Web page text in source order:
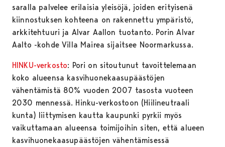
saralla palvelee erilaisia yleisöjä, joiden erityisenä
kiinnostuksen kohteena on rakennettu ympäristö,
arkkitehtuuri ja Alvar Aallon tuotanto. Porin Alvar
Aalto -kohde Villa Mairea sijaitsee Noormarkussa.
HINKU-verkosto: Pori on sitoutunut tavoittelemaan
koko alueensa kasvihuonekaasupäästöjen
vähentämistä 80% vuoden 2007 tasosta vuoteen
2030 mennessä. Hinku-verkostoon (Hiilineutraali
kunta) liittymisen kautta kaupunki pyrkii myös
vaikuttamaan alueensa toimijoihin siten, että alueen
kasvihuonekaasupäästöjen vähentämisessä